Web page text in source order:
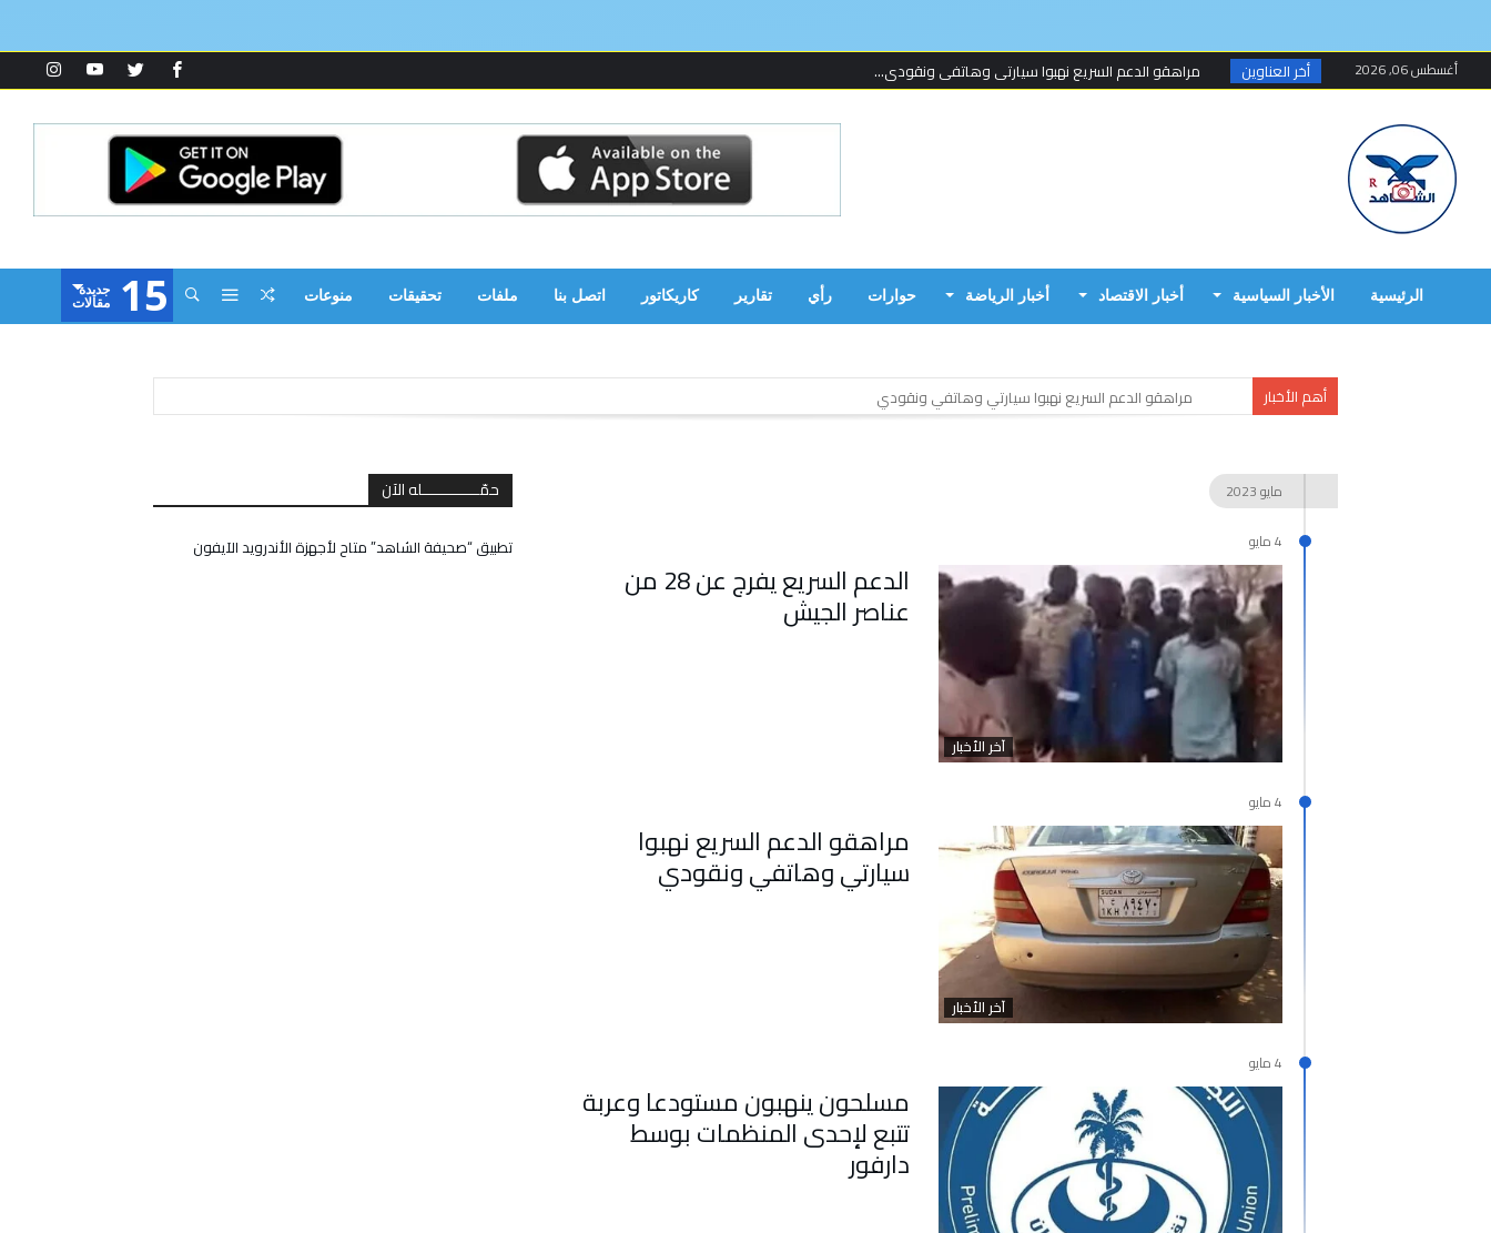
أغسطس 06, 2026 أخر العناوين
مسلحون ينهبون مستودعا وعربة تتبع لإحدى المنظما...
الرئيسية الأخبار السياسية أخبار الاقتصاد أخبار الرياضة حوارات رأي تقارير كاريكاتور اتصل بنا ملفات تحقيقات منوعات 15 ‫جديدة‬
‫مقالات‬
أهم الأخبار
مسلحون ينهبون مستودعا وعربة تتبع لإحدى المنظمات بوسط دارفور
الإخوان يدمرون الوطن.. ليعودوا إلى السلطة على أشلاء المواطنين!!
مايو2023
4 مايو
آخر الأخبار
الدعم السريع يفرج عن 28 من
عناصر الجيش
4 مايو
آخر الأخبار
مراهقو الدعم السريع نهبوا
سيارتي وهاتفي ونقودي
4 مايو
مسلحون ينهبون مستودعا وعربة
تتبع لإحدى المنظمات بوسط
دارفور
حمّـــــــــــــله الآن
تطبيق “صحيفة الشاهد” متاح لأجهزة الأندرويد الآيفون